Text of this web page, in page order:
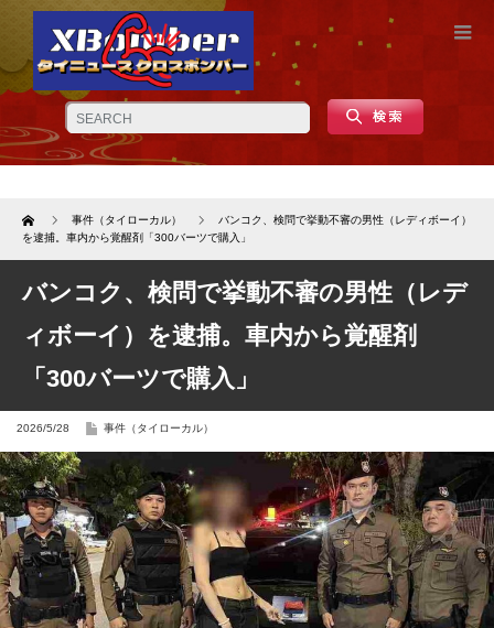
Home 事件（タイローカル）
バンコク、検問で挙動不審の男性（レディボーイ）
を逮捕。車内から覚醒剤「300バーツで購入」
バンコク、検問で挙動不審の男性（レデ
ィボーイ）を逮捕。車内から覚醒剤
「300バーツで購入」
2026/5/28 事件（タイローカル）